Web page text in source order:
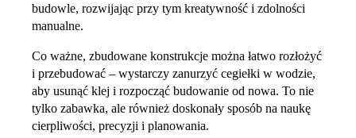
budowle, rozwijając przy tym kreatywność i zdolności
manualne.
Co ważne, zbudowane konstrukcje można łatwo rozłożyć
i przebudować – wystarczy zanurzyć cegiełki w wodzie,
aby usunąć klej i rozpocząć budowanie od nowa. To nie
tylko zabawka, ale również doskonały sposób na naukę
cierpliwości, precyzji i planowania.